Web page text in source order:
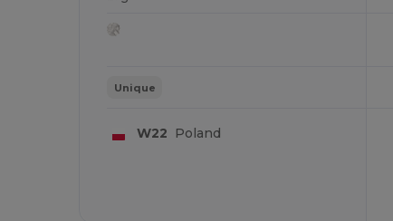
Unique
W22 Poland